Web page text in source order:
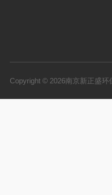
Copyright © 2026南京新正盛